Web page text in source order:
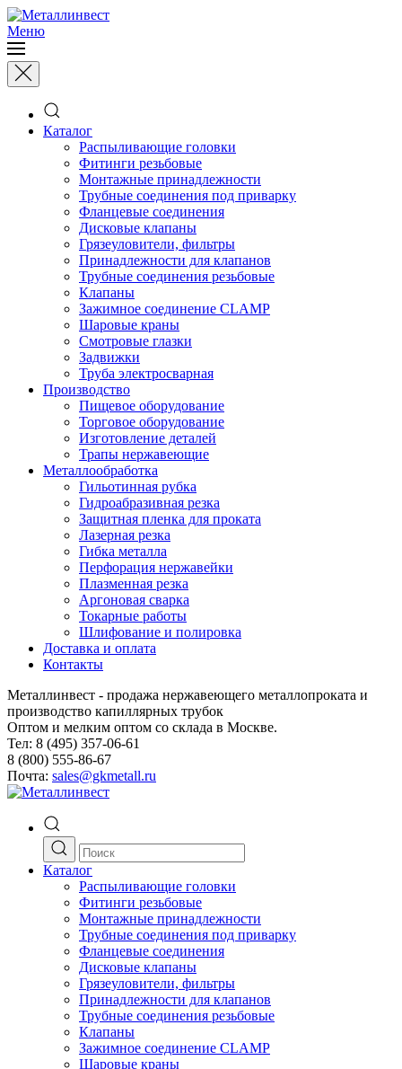
Меню
Каталог
Распыливающие головки
Фитинги резьбовые
Монтажные принадлежности
Трубные соединения под приварку
Фланцевые соединения
Дисковые клапаны
Грязеуловители, фильтры
Принадлежности для клапанов
Трубные соединения резьбовые
Клапаны
Зажимное соединение CLAMP
Шаровые краны
Смотровые глазки
Задвижки
Труба электросварная
Производство
Пищевое оборудование
Торговое оборудование
Изготовление деталей
Трапы нержавеющие
Металлообработка
Гильотинная рубка
Гидроабразивная резка
Защитная пленка для проката
Лазерная резка
Гибка металла
Перфорация нержавейки
Плазменная резка
Аргоновая сварка
Токарные работы
Шлифование и полировка
Доставка и оплата
Контакты
Металлинвест - продажа нержавеющего металлопроката и
производство капиллярных трубок
Оптом и мелким оптом со склада в Москве.
Тел: 8 (495) 357-06-61
8 (800) 555-86-67
Почта: sales@gkmetall.ru
Каталог
Распыливающие головки
Фитинги резьбовые
Монтажные принадлежности
Трубные соединения под приварку
Фланцевые соединения
Дисковые клапаны
Грязеуловители, фильтры
Принадлежности для клапанов
Трубные соединения резьбовые
Клапаны
Зажимное соединение CLAMP
Шаровые краны